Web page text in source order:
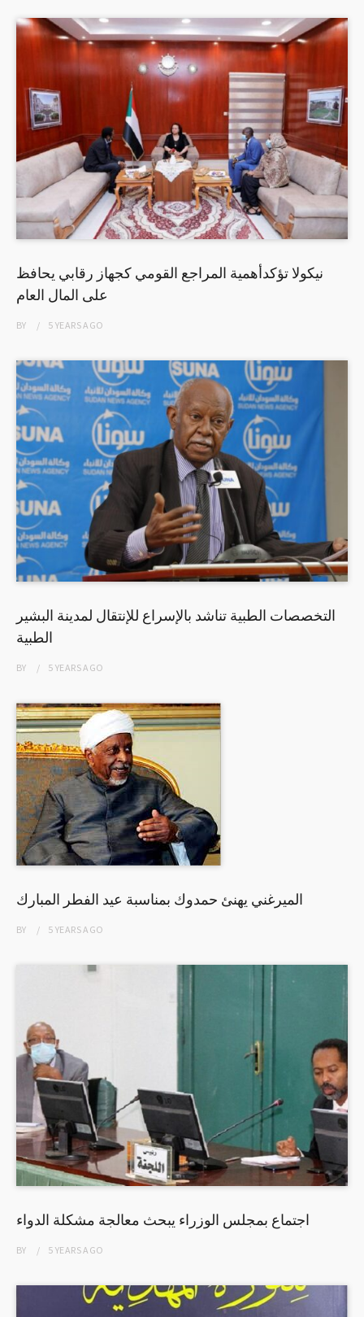
نيكولا تؤكدأهمية المراجع القومي كجهاز رقابي يحافظ
على المال العام
BY 5 YEARSAGO
التخصصات الطبية تناشد بالإسراع للإنتقال لمدينة البشير
الطبية
BY 5 YEARSAGO
الميرغني يهنئ حمدوك بمناسبة عيد الفطر المبارك
BY 5 YEARSAGO
اجتماع بمجلس الوزراء يبحث معالجة مشكلة الدواء
BY 5 YEARSAGO